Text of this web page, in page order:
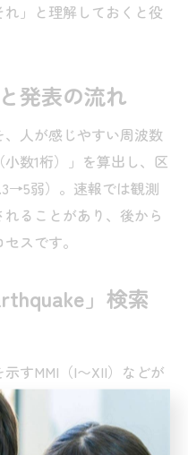
れ」と理解しておくと役
発表の流れ
人が感じやすい周波数
数1桁）」を算出し、区
弱）。速報では観測
ることがあり、後から
スです。
」検索
すMMI（I〜XII）などが
対応関係が固定されて
」といった海外地震の